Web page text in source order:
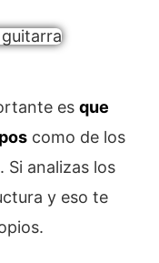
es que
como de los
Si analizas los
y eso te